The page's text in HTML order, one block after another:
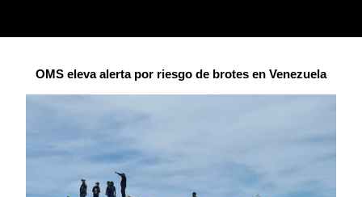
OMS eleva alerta por riesgo de brotes en Venezuela